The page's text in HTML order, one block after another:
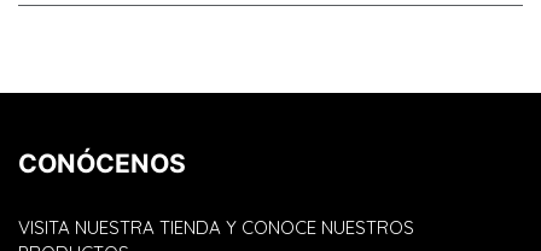
CONÓCENOS
VISITA NUESTRA TIENDA Y CONOCE NUESTROS